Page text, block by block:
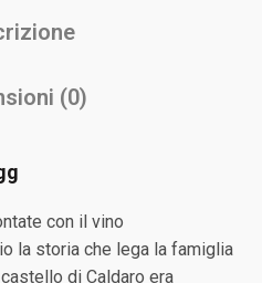
(0)
con il vino
la storia che lega la famiglia
di Caldaro era